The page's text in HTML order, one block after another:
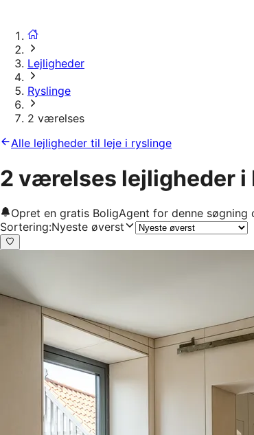
Lejligheder
Ryslinge
2 værelses
Alle lejligheder til leje i ryslinge
2 værelses lejligheder i
Opret en gratis BoligAgent for denne søgning
Sortering:Nyeste øverst